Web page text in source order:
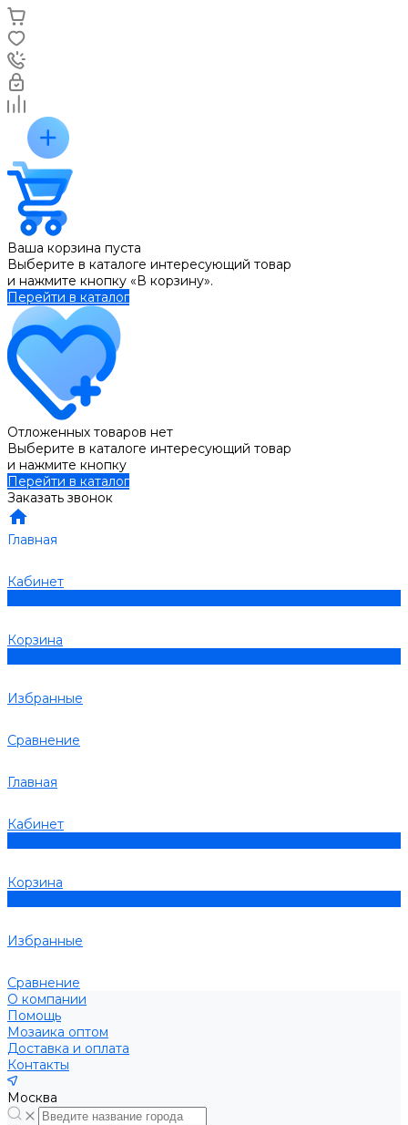
Ваша корзина пуста
Выберите в каталоге интересующий товар
и нажмите кнопку «В корзину».
Перейти в каталог
Отложенных товаров нет
Выберите в каталоге интересующий товар
и нажмите кнопку
Перейти в каталог
Заказать звонок
Главная
Кабинет
Корзина
Избранные
Сравнение
Главная
Кабинет
Корзина
Избранные
Сравнение
О компании
Помощь
Мозаика оптом
Доставка и оплата
Контакты
Москва